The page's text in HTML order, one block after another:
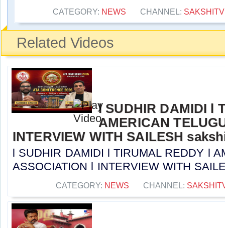
CATEGORY: NEWS CHANNEL: SAKSHITV
Related Videos
l SUDHIR DAMIDI l
AMERICAN
INTERVIEW WITH SAILESH
l SUDHIR DAMIDI l TIRUMAL REDDY l
ASSOCIATION l INTERVIEW WITH
CATEGORY: NEWS CHANNEL: